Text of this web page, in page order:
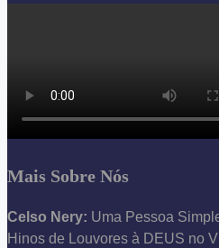
Mais Sobre Nós
Celso Nery: Uma Pessoa
Hinos de Louvores à DEUS no